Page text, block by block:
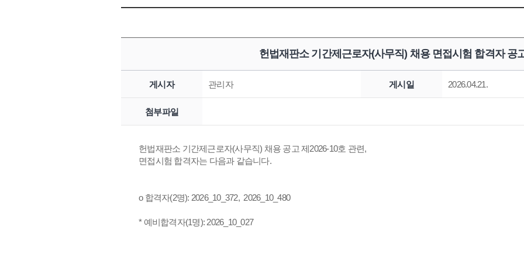
헌법재판소 기간제근로자(사무직) 채용 면접시험 합격자 공
게시자 관리자 게시일 2026.04.21.
첨부파일
헌법재판소 기간제근로자(사무직) 채용 공고 제2026-10호 관련,
면접시험 합격자는 다음과 같습니다.
o 합격자(2명): 2026_10_372, 2026_10_480
* 예비합격자(1명): 2026_10_027